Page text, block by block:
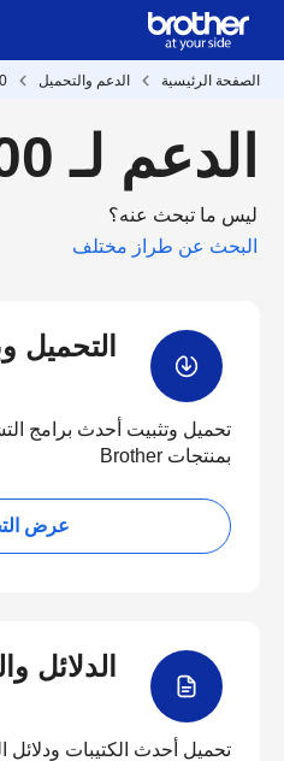
الصفحة الرئيسية الدعم والتحميل
الدعم لـ JV1400
ليس ما تبحث عنه؟
البحث عن طراز مختلف
التحميل
تحميل وتثبيت أحدث برامج
بمنتجات Brother
عرض
الدلائل
تحميل أحدث الكتيبات ودلائل